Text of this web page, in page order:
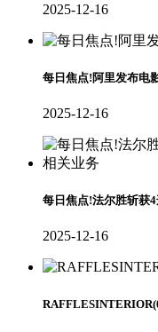
2025-12-16
每日焦点!阿里发布电
2025-12-16
每日焦点!法尔胜斩获
2025-12-16